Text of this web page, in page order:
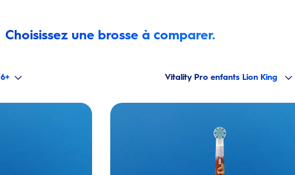
Choisissez une brosse à comparer.
iO Enfants 6+ Vitality Pro enfants Lion King